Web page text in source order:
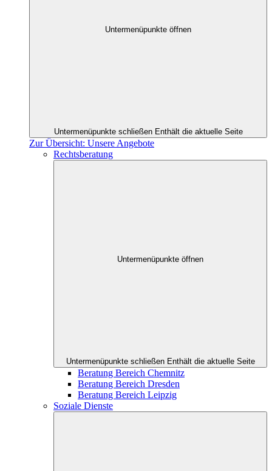
Untermenüpunkte öffnen
Untermenüpunkte schließen Enthält die aktuelle Seite
Zur Übersicht: Unsere Angebote
Rechtsberatung
Untermenüpunkte öffnen
Untermenüpunkte schließen Enthält die aktuelle Seite
Beratung Bereich Chemnitz
Beratung Bereich Dresden
Beratung Bereich Leipzig
Soziale Dienste